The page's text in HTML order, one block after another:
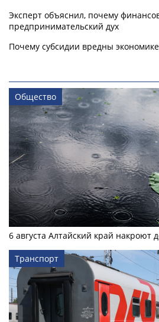
Эксперт объяснил, почему
предпринимательский дух
Почему субсидии вредны экономике
Общество
6 августа Алтайский край накроют
Транспорт